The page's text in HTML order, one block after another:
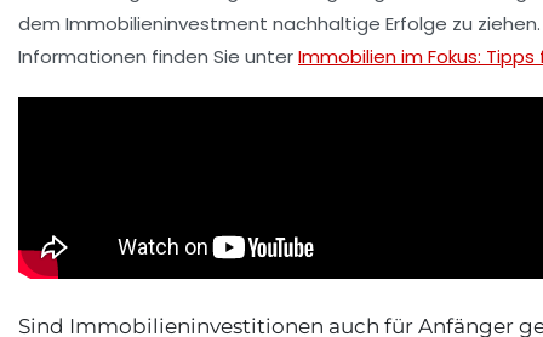
dem Immobilieninvestment nachhaltige Erfolge zu
Informationen finden Sie unterImmobilien im Fokus:
Sind Immobilieninvestitionen auch für Anfänger